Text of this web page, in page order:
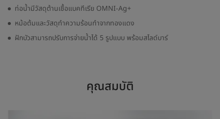
ท่อน้ำมีวัสดุต้านเชื้อแบคทีเรีย OMNI-Ag+
หม้อต้มและวัสดุทำความร้อนทำจากทองแดง
ฝักบัวสามารถปรับการจ่ายน้ำได้ 5 รูปแบบ พร้อมสไลด์บาร์
คุณสมบัติ